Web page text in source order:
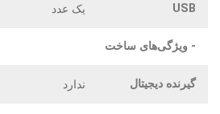
USB یک عدد
- ویژگی‌های ساخت
گیرنده دیجیتال ندارد